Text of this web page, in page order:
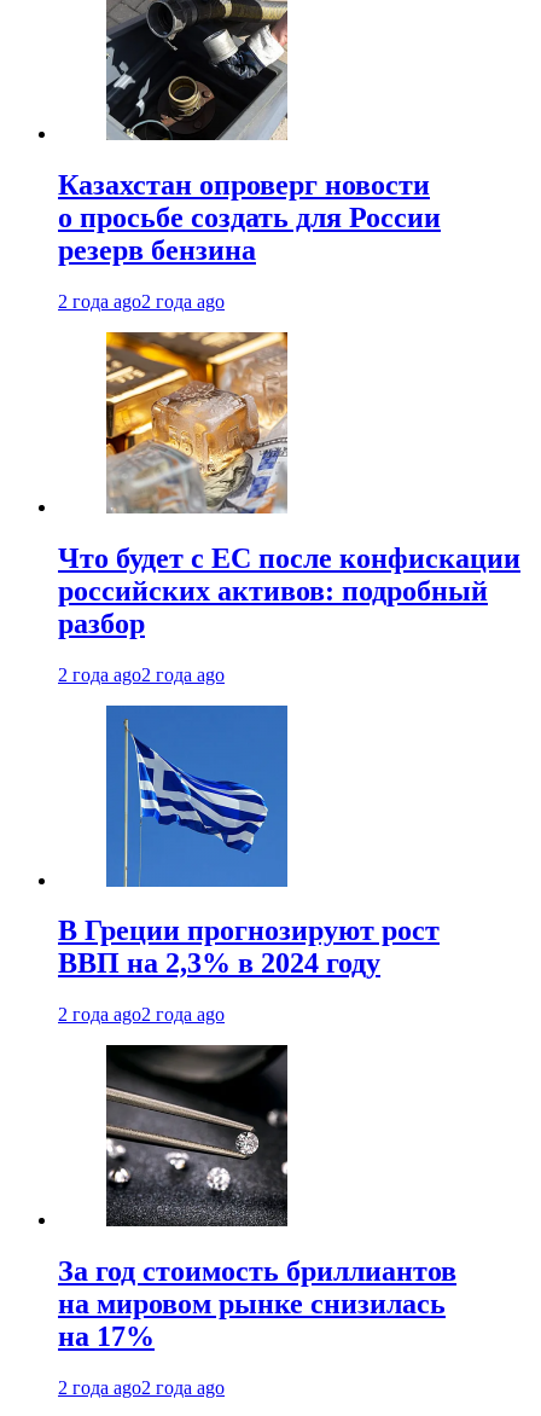
Казахстан опроверг новости
о просьбе создать для России
резерв бензина
2 года ago2 года ago
Что будет с ЕС после конфискации
российских активов: подробный
разбор
2 года ago2 года ago
В Греции прогнозируют рост
ВВП на 2,3% в 2024 году
2 года ago2 года ago
За год стоимость бриллиантов
на мировом рынке снизилась
на 17%
2 года ago2 года ago